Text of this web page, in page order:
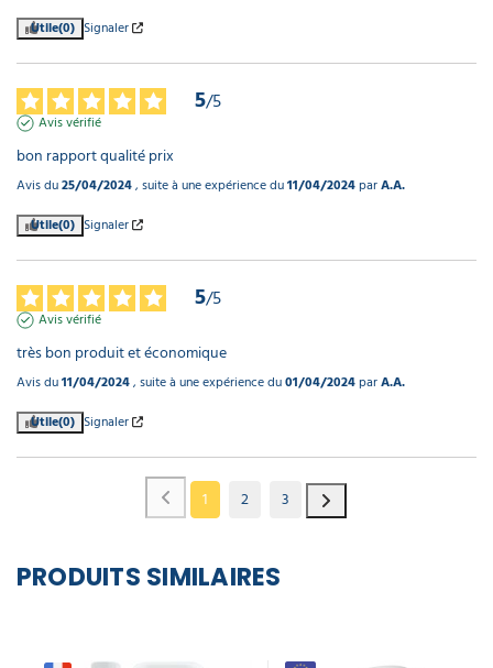
PRODUITS SIMILAIRES
Utile(0) Signaler
5/5
Avis vérifié
bon rapport qualité prix
Avis du25/04/2024, suite à une expérience du11/04/2024parA.A.
Utile(0) Signaler
5/5
Avis vérifié
très bon produit et économique
Avis du11/04/2024, suite à une expérience du01/04/2024parA.A.
Utile(0) Signaler
1 2 3